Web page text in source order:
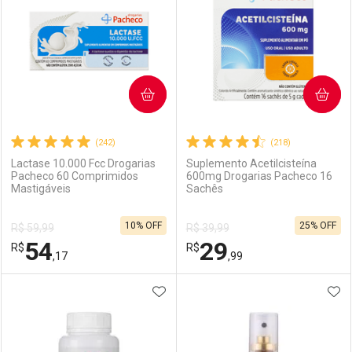
(242)
Lactase 10.000 Fcc Drogarias
Pacheco 60 Comprimidos
Mastigáveis
R$ 59,99
R$54,17
10% OFF
COMPRAR
Laboratório
Por Menos
(218)
Suplemento Acetilcisteína
600mg Drogarias Pacheco 16
Sachês
R$ 39,99
R$29,99
25% OFF
COMPRAR
Laboratório
Por Menos
ADICIONAR AOS FAVORITOS